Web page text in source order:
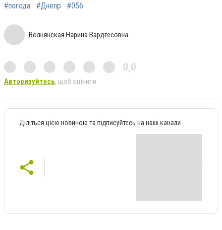
#погода #Днепр #056
Волнянская Нарина Вардгесовна
0,0
Авторизуйтесь, щоб оцінити
Діліться цією новиною та підписуйтесь на наші канали